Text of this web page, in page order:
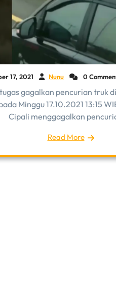
17, 2021 Nunu 0
gagalkan pencurian truk
Minggu 17.10.2021 13:15
Cipali menggagalkan
Read More